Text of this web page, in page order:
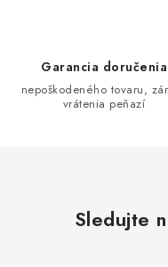
Garancia doručenia
nepoškodeného tovaru,
vrátenia peňazí
Sledujte